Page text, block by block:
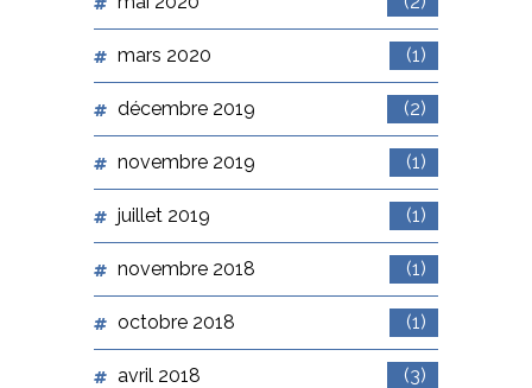
mars 2020 (1)
décembre 2019 (2)
novembre 2019 (1)
juillet 2019 (1)
novembre 2018 (1)
octobre 2018 (1)
avril 2018 (3)